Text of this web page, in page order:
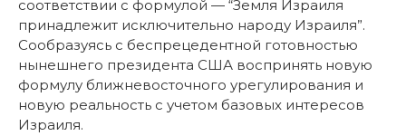
соответствии с формулой — “Земля Израиля
принадлежит исключительно народу Израиля”.
Сообразуясь с беспрецедентной готовностью
нынешнего президента США воспринять новую
формулу ближневосточного урегулирования и
новую реальность с учетом базовых интересов
Израиля.